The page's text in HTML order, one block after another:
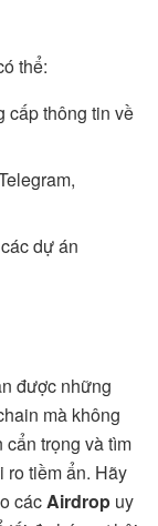
thể:
cấp thông tin về
dự án
được những
mà không
trọng và tìm
ro tiềm ẩn. Hãy
các Airdrop uy